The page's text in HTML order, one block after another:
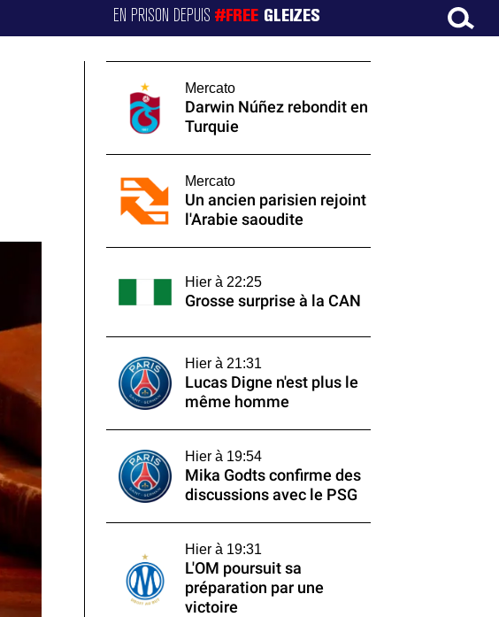
EN PRISON DEPUIS#FREE GLEIZES
Mercato
Darwin Núñez rebondit en
Turquie
Mercato
Un ancien parisien rejoint
l'Arabie saoudite
Hier à 22:25
Grosse surprise à la CAN
Hier à 21:31
Lucas Digne n'est plus le
même homme
Hier à 19:54
Mika Godts confirme des
discussions avec le PSG
Hier à 19:31
L'OM poursuit sa
préparation par une
victoire